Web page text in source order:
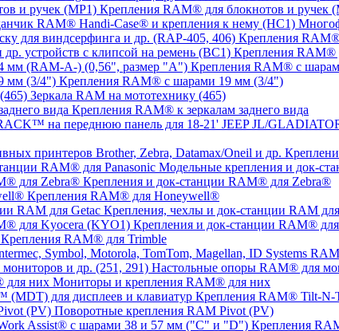
Крепления RAM® для блокнотов и ручек
Крепления RAM®
Крепления RAM®
Крепления RAM® с
Крепления RAM® с шарами 19 мм (3/4")
Зеркала RAM на мототехнику (465)
Крепления RAM® к зеркалам заднего вида
Модельные крепления и док-
Крепления и док-станции RAM® для Zebra®
Крепления RAM® для Honeywell®
Крепления, чехлы и док-станции RAM
Крепления и док-станции RAM®
Крепления RAM® для Trimble
Настольные опоры RAM® для
Мониторы и крепления RAM® для них
Крепления RAM® Tilt-N-
Поворотные крепления RAM Pivot (PV)
Крепления